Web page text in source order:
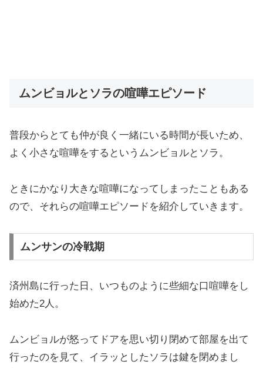
ムンビョルとソラの喧嘩エピソード
普段からとても仲が良く一緒にいる時間が長いため、
よく小さな喧嘩をするというムンビョルとソラ。
ときにかなり大きな喧嘩になってしまったこともある
ので、それらの喧嘩エピソードを紹介していきます。
ムンサンの冷戦期
済州島に行った日、いつものように些細な口喧嘩をし
始めた2人。
ムンビョルが怒ってドアを思い切り閉めて部屋を出て
行ったのを見て、イラッとしたソラは鍵を閉めまし